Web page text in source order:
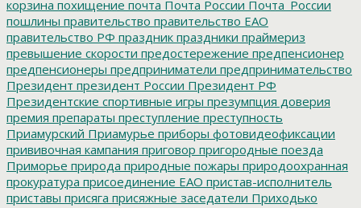
корзина похищение почта Почта России Почта_России
пошлины правительство правительство ЕАО
правительство РФ праздник праздники праймериз
превышение скорости предостережение предпенсионер
предпенсионеры предприниматели предпринимательство
Президент президент России Президент РФ
Президентские спортивные игры презумпция доверия
премия препараты преступление преступность
Приамурский Приамурье приборы фотовидеофиксации
прививочная кампания приговор пригородные поезда
Приморье природа природные пожары природоохранная
прокуратура присоединение ЕАО пристав-исполнитель
приставы присяга присяжные заседатели Приходько